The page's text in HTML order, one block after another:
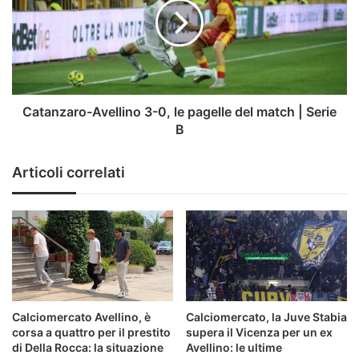
0,
le
pagelle
del
|
Serie
Catanzaro-Avellino 3-0, le pagelle del match | Serie
B
Articoli correlati
Calciomercato Avellino, è
corsa a quattro per il prestito
di Della Rocca: la situazione
Calciomercato, la Juve Stabia
supera il Vicenza per un ex
Avellino: le ultime